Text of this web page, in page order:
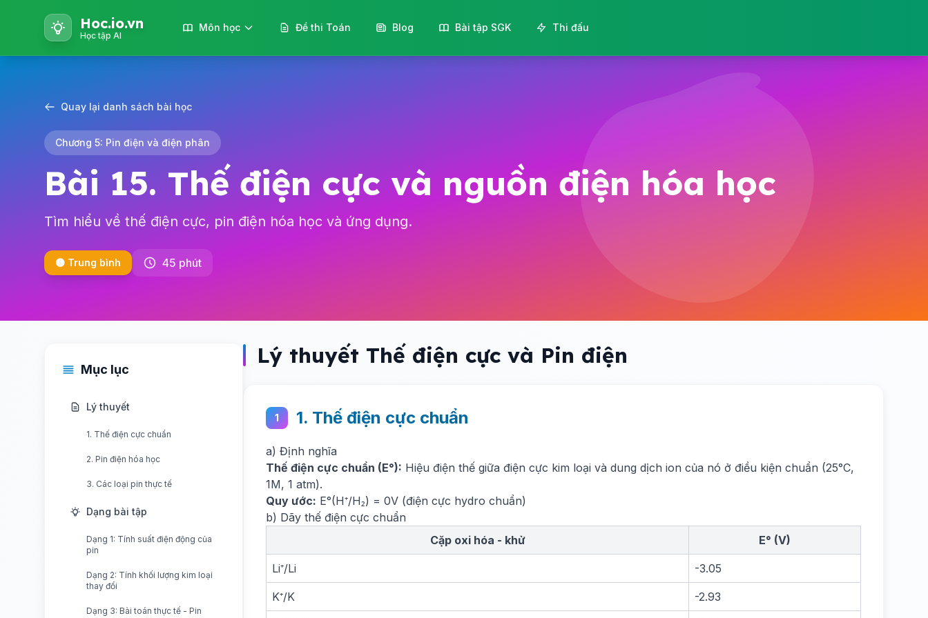
Hoc.io.vn
Học tập AI
Môn học Đề thi Toán Blog Bài tập SGK Thi đấu
Quay lại danh sách bài học
Chương 5: Pin điện và điện phân
Bài 15. Thế điện cực và nguồn điện hóa học
Tìm hiểu về thế điện cực, pin điện hóa học và ứng dụng.
🟡 Trung bình 45 phút
Mục lục
Lý thuyết
1. Thế điện cực chuẩn
2. Pin điện hóa học
3. Các loại pin thực tế
Dạng bài tập
Dạng 1: Tính suất điện động của
pin
Dạng 2: Tính khối lượng kim loại
thay đổi
Dạng 3: Bài toán thực tế - Pin
Lý thuyết Thế điện cực và Pin điện
1 1. Thế điện cực chuẩn
a) Định nghĩa
Thế điện cực chuẩn (E°): Hiệu điện thế giữa điện cực kim loại và dung dịch ion của nó ở điều kiện chuẩn (25°C,
1M, 1 atm).
Quy ước: E°(H⁺/H₂) = 0V (điện cực hydro chuẩn)
b) Dãy thế điện cực chuẩn
Cặp oxi hóa - khử
E° (V)
Li⁺/Li -3.05
K⁺/K -2.93